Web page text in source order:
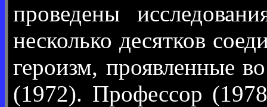
проведены
несколько десятков
героизм, проявленные
(1972). Профессор